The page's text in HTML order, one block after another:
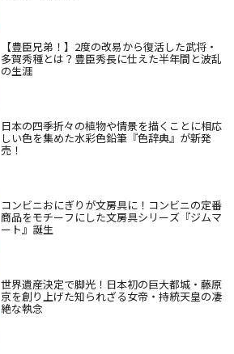
【豊臣兄弟！】2度の改易から復活した武将・
多賀秀種とは？豊臣秀長に仕えた半年間と波乱
の生涯
日本の四季折々の植物や情景を描くことに相応
しい色を集めた水彩色鉛筆『色辞典』が新発
売！
コンビニおにぎりが文房具に！コンビニの定番
商品をモチーフにした文房具シリーズ『ジムマ
ート』誕生
世界遺産決定で脚光！日本初の巨大都城・藤原
京を創り上げた知られざる女帝・持統天皇の凄
絶な執念